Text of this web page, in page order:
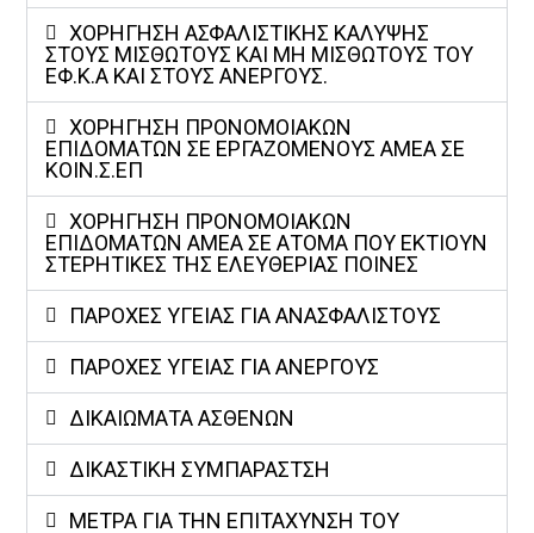
ΧΟΡΗΓΗΣΗ ΑΣΦΑΛΙΣΤΙΚΗΣ ΚΑΛΥΨΗΣ
ΣΤΟΥΣ ΜΙΣΘΩΤΟΥΣ ΚΑΙ ΜΗ ΜΙΣΘΩΤΟΥΣ ΤΟΥ
ΕΦ.Κ.Α ΚΑΙ ΣΤΟΥΣ ΑΝΕΡΓΟΥΣ.
ΧΟΡΗΓΗΣΗ ΠΡΟΝΟΜΟΙΑΚΩΝ
ΕΠΙΔΟΜΑΤΩΝ ΣΕ ΕΡΓΑΖΟΜΕΝΟΥΣ ΑΜΕΑ ΣΕ
ΚΟΙΝ.Σ.ΕΠ
ΧΟΡΗΓΗΣΗ ΠΡΟΝΟΜΟΙΑΚΩΝ
ΕΠΙΔΟΜΑΤΩΝ ΑΜΕΑ ΣΕ ΑΤΟΜΑ ΠΟΥ ΕΚΤΙΟΥΝ
ΣΤΕΡΗΤΙΚΕΣ ΤΗΣ ΕΛΕΥΘΕΡΙΑΣ ΠΟΙΝΕΣ
ΠΑΡΟΧΕΣ ΥΓΕΙΑΣ ΓΙΑ ΑΝΑΣΦΑΛΙΣΤΟΥΣ
ΠΑΡΟΧΕΣ ΥΓΕΙΑΣ ΓΙΑ ΑΝΕΡΓΟΥΣ
ΔΙΚΑΙΩΜΑΤΑ ΑΣΘΕΝΩΝ
ΔΙΚΑΣΤΙΚΗ ΣΥΜΠΑΡΑΣΤΣΗ
ΜΕΤΡΑ ΓΙΑ ΤΗΝ ΕΠΙΤΑΧΥΝΣΗ ΤΟΥ